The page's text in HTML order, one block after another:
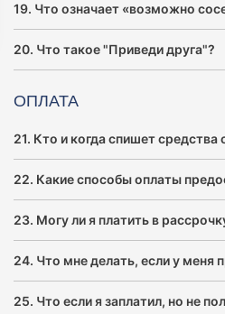
19. Что означает «возможно
20. Что такое "Приведи друга"?
ОПЛАТА
21. Кто и когда спишет средства
22. Какие способы оплаты
23. Могу ли я платить в
24. Что мне делать, если у меня
25. Что если я заплатил, но не